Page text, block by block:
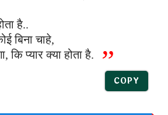
है..
बिना चाहे,
कि प्यार क्या होता है.
COPY